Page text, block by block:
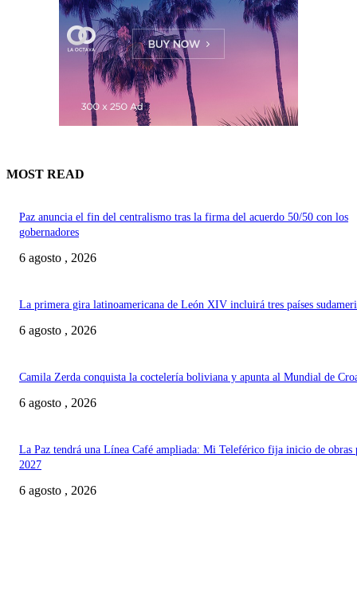
MOST READ
Paz anuncia el fin del centralismo tras la firma del acuerdo 50/50 con los
gobernadores
6 agosto , 2026
La primera gira latinoamericana de León XIV incluirá tres países
6 agosto , 2026
Camila Zerda conquista la coctelería boliviana y apunta al Mundial de
6 agosto , 2026
La Paz tendrá una Línea Café ampliada: Mi Teleférico fija inicio de obras
2027
6 agosto , 2026